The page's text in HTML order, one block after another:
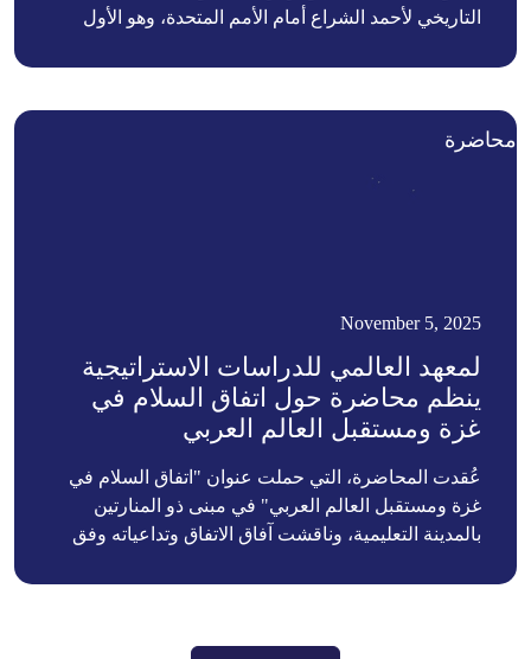
التاريخي لأحمد الشراع أمام الأمم المتحدة، وهو الأول
المسؤولين من الإدارة السورية الجديدة، والدبلوماسيين
الولايات المتحدة، لبناء المزيد على الحدثين السابقين حول
الطريق الأمثل لسوريا لوضع أسسها لمواجهة التحديات
السياسية والأمنية والاقتصادية والاجتماعية المتعددة التي
محاضرة
November 5, 2025
لمعهد العالمي للدراسات الاستراتيجية
ينظم محاضرة حول اتفاق السلام في
غزة ومستقبل العالم العربي
عُقدت المحاضرة، التي حملت عنوان "اتفاق السلام في
غزة ومستقبل العالم العربي" في مبنى ذو المنارتين
بالمدينة التعليمية، وناقشت آفاق الاتفاق وتداعياته وفق
وقد استقطبت المحاضرة أكاديميين وصانعي سياسات
واختتمت بجلسة تفاعلية للأسئلة والأجوبة بين الضيف